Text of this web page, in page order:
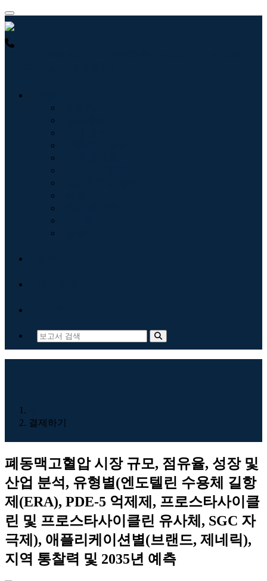
결제하기
폐동맥고혈압 시장 규모, 점유율, 성장 및
산업 분석, 유형별(엔도텔린 수용체 길항
제(ERA), PDE-5 억제제, 프로스타사이클
린 및 프로스타사이클린 유사체, SGC 자
극제), 애플리케이션별(브랜드, 제네릭),
지역 통찰력 및 2035년 예측